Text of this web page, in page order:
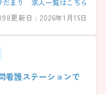
更新日 : 2026年1月15日
看護ステーションで